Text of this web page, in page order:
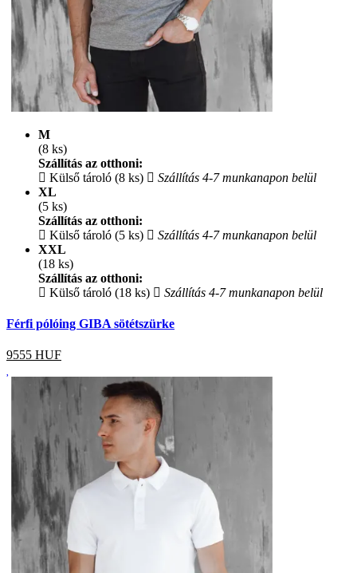
M
(8 ks)
Szállítás az otthoni:
Külső tároló (8 ks)
Szállítás 4-7 munkanapon belül
XL
(5 ks)
Szállítás az otthoni:
Külső tároló (5 ks)
Szállítás 4-7 munkanapon belül
XXL
(18 ks)
Szállítás az otthoni:
Külső tároló (18 ks)
Szállítás 4-7 munkanapon belül
Férfi pólóing GIBA sötétszürke
9555 HUF